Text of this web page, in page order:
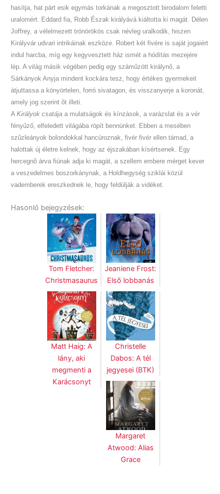
hasítja, hat párt esik egymás torkának a megosztott birodalom feletti
uralomért. Eddard fia, Robb Észak királyává kiáltotta ki magát. Délen
Joffrey, a vélelmezett trónörökös csak névleg uralkodik, hiszen
Királyvár udvari intrikáinak eszköze. Robert két fivére is saját jogaiért
indul harcba, míg egy kegyvesztett ház ismét a hódítás mezejére
lép. A világ másik végében pedig egy száműzött királynő, a
Sárkányok Anyja mindent kockára tesz, hogy értékes gyermekeit
átjuttassa a könyörtelen, forró sivatagon, és visszanyerje a koronát,
amely jog szerint õt illeti.
AKirályok csatája a mulatságok és kínzások, a varázslat és a vér
fényűző, elfeledett világába röpít bennünket. Ebben a mesében
szűzleányok bolondokkal hancúroznak, fivér fivér ellen támad, a
halottak új életre kelnek, hogy az éjszakában kísértsenek. Egy
hercegnõ árva fiúnak adja ki magát, a szellem embere mérget kever
a veszedelmes boszorkánynak, a Holdhegység sziklái közül
vademberek ereszkednek le, hogy feldúlják a vidéket.
Hasonló bejegyzések:
Tom Fletcher:
Christmasaurus
Jeaniene Frost:
Első lobbanás
Matt Haig: A
lány, aki
megmenti a
Karácsonyt
Christelle
Dabos: A tél
jegyesei (BTK)
Margaret
Atwood: Alias
Grace